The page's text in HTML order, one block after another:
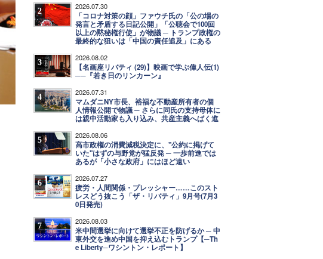
2 2026.07.30
「コロナ対策の顔」ファウチ氏の「公の場の
発言と矛盾する日記公開」「公聴会で100回
以上の黙秘権行使」が物議 ─ トランプ政権の
最終的な狙いは「中国の責任追及」にある
3 2026.08.02
【名画座リバティ (29)】映画で学ぶ偉人伝(1)
──『若き日のリンカーン』
4 2026.07.31
マムダニNY市長、裕福な不動産所有者の個
人情報公開で物議 ─ さらに同氏の支持母体に
は親中活動家も入り込み、共産主義へばく進
5 2026.08.06
高市政権の消費減税決定に、"公約に掲げて
いた"はずの与野党が猛反発 ─ 一歩前進では
あるが「小さな政府」にはほど遠い
6 2026.07.27
疲労・人間関係・プレッシャー……このスト
レスどう抜こう「ザ・リバティ」9月号(7月3
0日発売)
7 2026.08.03
米中間選挙に向けて選挙不正を防げるか ─ 中
東外交を進め中国を抑え込むトランプ【─Th
e Liberty─ワシントン・レポート】